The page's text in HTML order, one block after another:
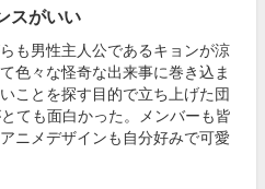
スがいい
も男性主人公であるキョンが涼
色々な怪奇な出来事に巻き込ま
ことを探す目的で立ち上げた団
ても面白かった。メンバーも皆
ニメデザインも自分好みで可愛